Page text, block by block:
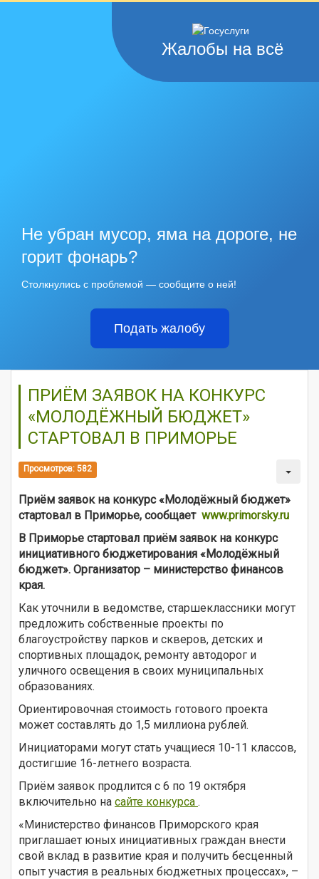
Жалобы на всё
Не убран мусор, яма на дороге, не
горит фонарь?
Столкнулись с проблемой — сообщите о ней!
Подать жалобу
ПРИЁМ ЗАЯВОК НА КОНКУРС
«МОЛОДЁЖНЫЙ БЮДЖЕТ»
СТАРТОВАЛ В ПРИМОРЬЕ
Просмотров: 582
Приём заявок на конкурс «Молодёжный бюджет»
стартовал в Приморье, сообщает www.primorsky.ru
В Приморье стартовал приём заявок на конкурс
инициативного бюджетирования «Молодёжный
бюджет». Организатор – министерство финансов
края.
Как уточнили в ведомстве, старшеклассники могут
предложить собственные проекты по
благоустройству парков и скверов, детских и
спортивных площадок, ремонту автодорог и
уличного освещения в своих муниципальных
образованиях.
Ориентировочная стоимость готового проекта
может составлять до 1,5 миллиона рублей.
Инициаторами могут стать учащиеся 10-11 классов,
достигшие 16-летнего возраста.
Приём заявок продлится с 6 по 19 октября
включительно на сайте конкурса .
«Министерство финансов Приморского края
приглашает юных инициативных граждан внести
свой вклад в развитие края и получить бесценный
опыт участия в реальных бюджетных процессах», –